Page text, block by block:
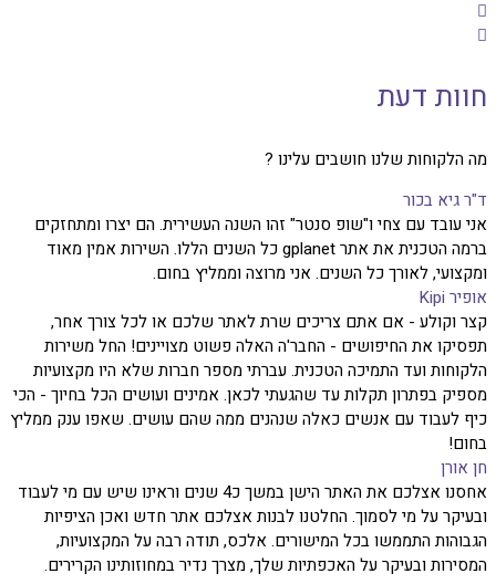
חוות דעת
מה הלקוחות שלנו חושבים עלינו ?
ד"ר גיא בכור
אני עובד עם צחי ו"שופ סנטר" זהו השנה העשירית. הם יצרו ומתחזקים
ברמה הטכנית את אתר gplanet כל השנים הללו. השירות אמין מאוד
ומקצועי, לאורך כל השנים. אני מרוצה וממליץ בחום.
אופיר Kipi
קצר וקולע - אם אתם צריכים שרת לאתר שלכם או לכל צורך אחר,
תפסיקו את החיפושים - החבר'ה האלה פשוט מצויינים! החל משירות
הלקוחות ועד התמיכה הטכנית. עברתי מספר חברות שלא היו מקצועיות
מספיק בפתרון תקלות עד שהגעתי לכאן. אמינים ועושים הכל בחיוך - הכי
כיף לעבוד עם אנשים כאלה שנהנים ממה שהם עושים. שאפו ענק ממליץ
בחום!
חן אורן
אחסנו אצלכם את האתר הישן במשך כ4 שנים וראינו שיש עם מי לעבוד
ובעיקר על מי לסמוך. החלטנו לבנות אצלכם אתר חדש ואכן הציפיות
הגבוהות התממשו בכל המישורים. אלכס, תודה רבה על המקצועיות,
המסירות ובעיקר על האכפתיות שלך, מצרך נדיר במחוזותינו הקרירים.